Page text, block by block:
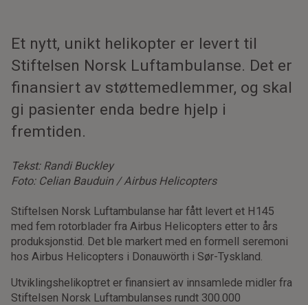
Et nytt, unikt helikopter er levert til
Stiftelsen Norsk Luftambulanse. Det er
finansiert av støttemedlemmer, og skal
gi pasienter enda bedre hjelp i
fremtiden.
Tekst: Randi Buckley
Foto: Celian Bauduin / Airbus Helicopters
Stiftelsen Norsk Luftambulanse har fått levert et H145
med fem rotorblader fra Airbus Helicopters etter to års
produksjonstid. Det ble markert med en formell seremoni
hos Airbus Helicopters i Donauwörth i Sør-Tyskland.
Utviklingshelikoptret er finansiert av innsamlede midler fra
Stiftelsen Norsk Luftambulanses rundt 300.000